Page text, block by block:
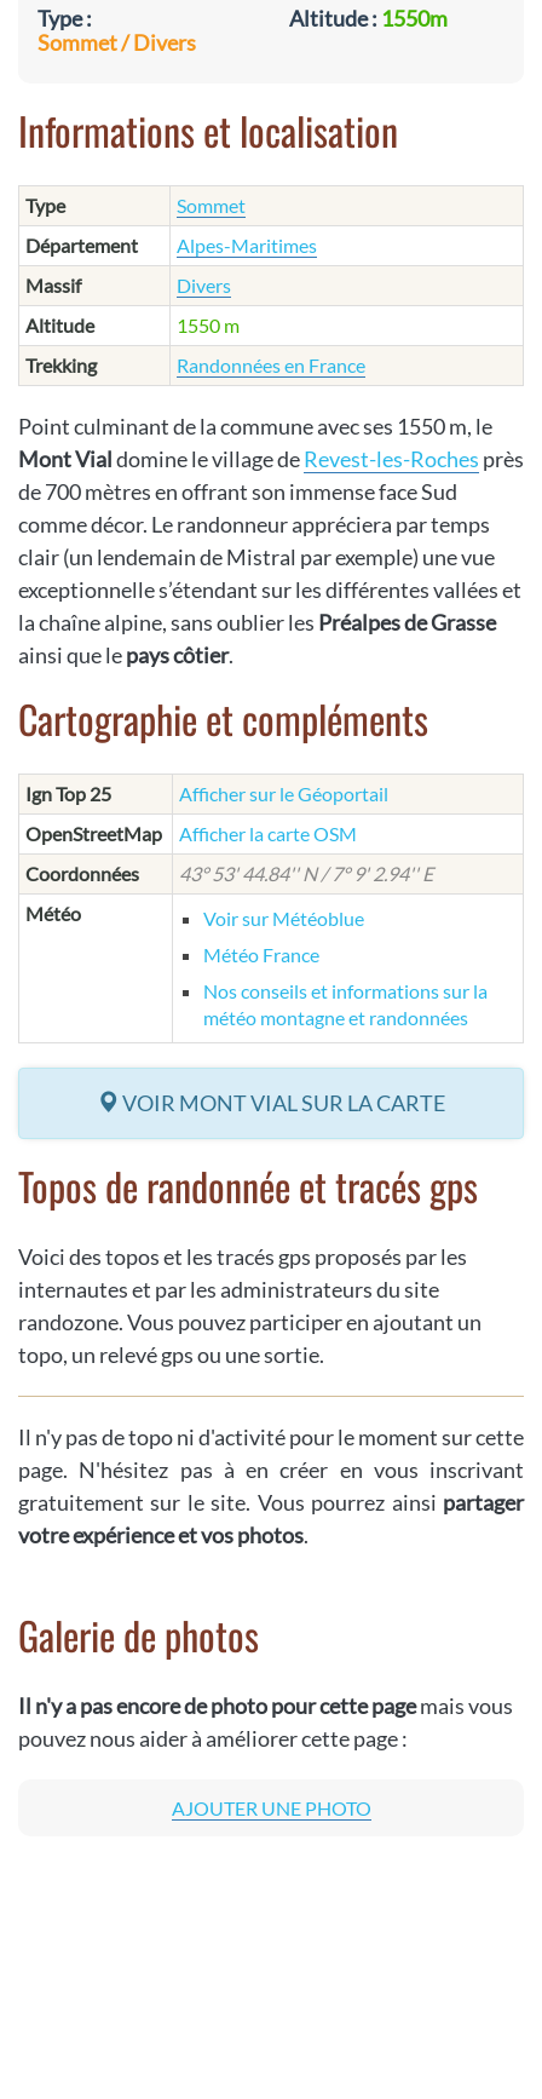
Type :
Sommet / Divers
Altitude : 1550m
Informations et localisation
Type
Sommet
Département
Alpes-Maritimes
Massif
Divers
Altitude
1550 m
Trekking
Randonnées en France
Point culminant de la commune avec ses 1550 m, le
Mont Vialdomine le village deRevest-les-Roches près
de 700 mètres en offrant son immense face Sud
comme décor. Le randonneur appréciera par temps
clair (un lendemain de Mistral par exemple) une vue
exceptionnelle s’étendant sur les différentes vallées et
la chaîne alpine, sans oublier les Préalpes de Grasse
ainsi que lepays côtier.
Cartographie et compléments
Ign Top 25
Afficher sur le Géoportail
OpenStreetMap
Afficher la carte OSM
Coordonnées
43° 53' 44.84'' N / 7° 9' 2.94'' E
Météo
Voir sur Météoblue
Météo France
Nos conseils et informations sur la
météo montagne et randonnées
VOIR MONT VIAL SUR LA CARTE
Topos de randonnée et tracés gps
Voici des topos et les tracés gps proposés par les
internautes et par les administrateurs du site
randozone. Vous pouvez participer en ajoutant un
topo, un relevé gps ou une sortie.
Il n'y pas de topo ni d'activité pour le moment sur cette
page. N'hésitez pas à en créer en vous inscrivant
gratuitement sur le site. Vous pourrez ainsi partager
votre expérience et vos photos.
Galerie de photos
Il n'y a pas encore de photo pour cette pagemais vous
pouvez nous aider à améliorer cette page :
AJOUTER UNE PHOTO